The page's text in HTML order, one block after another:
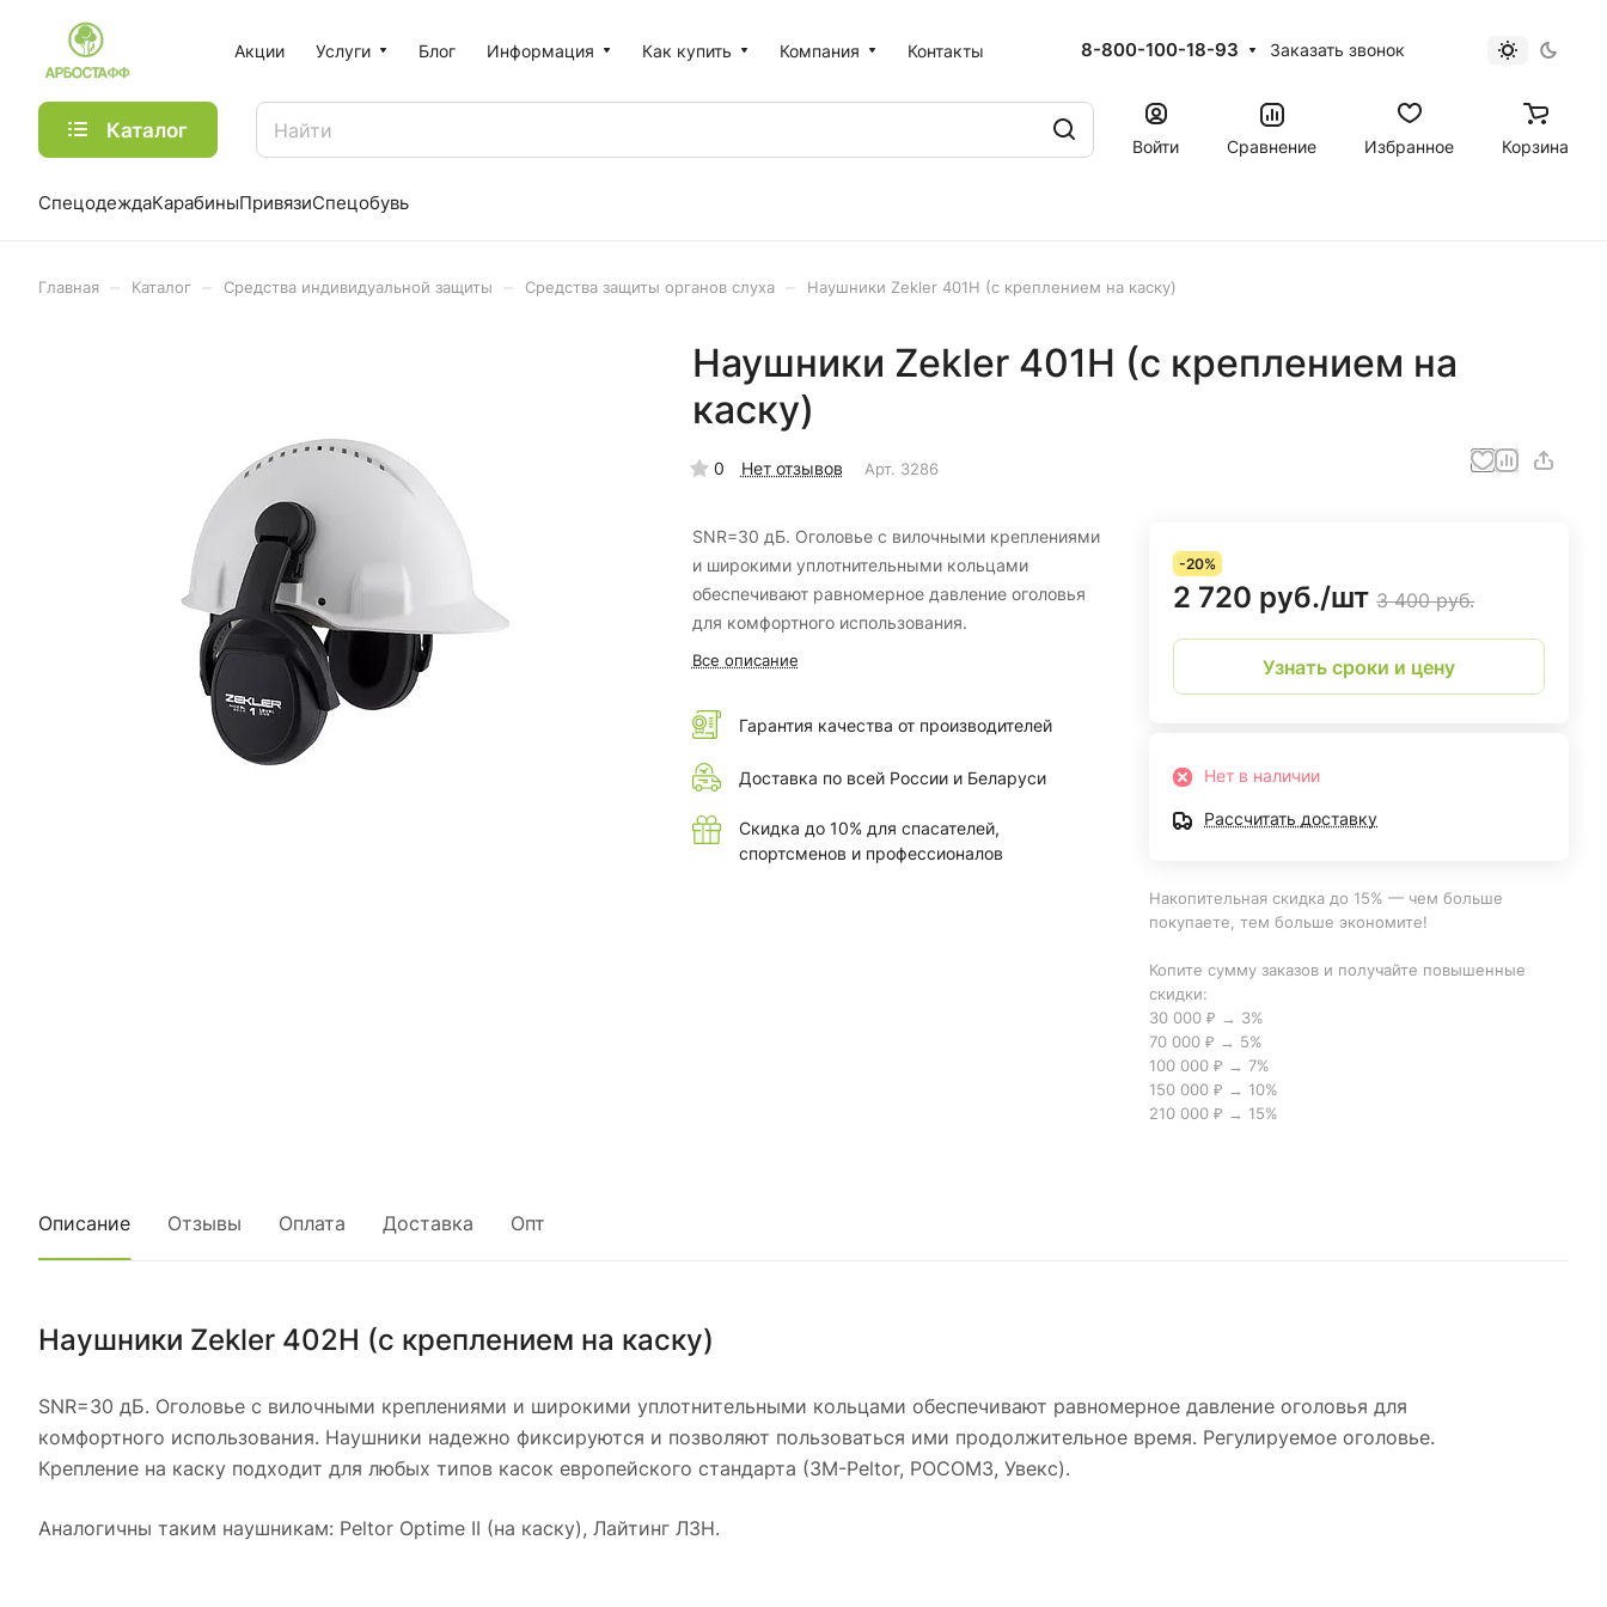
Акции Услуги Блог Информация Как купить Компания Контакты 8-800-100-18-93 Заказать звонок
Каталог
Войти Сравнение Избранное Корзина
СпецодеждаКарабиныПривязиСпецобувь
Главная Каталог Средства индивидуальной защиты Средства защиты органов слуха Наушники Zekler 401H (с креплением на каску)
Наушники Zekler 401H (с креплением на
каску)
0 Нет отзывов Арт. 3286
SNR=30 дБ. Оголовье с вилочными креплениями
и широкими уплотнительными кольцами
обеспечивают равномерное давление оголовья
для комфортного использования.
Все описание
Гарантия качества от производителей
Доставка по всей России и Беларуси
Скидка до 10% для спасателей,
спортсменов и профессионалов
-20%
2 720 руб./шт 3 400 руб.
Узнать сроки и цену
Нет в наличии
Рассчитать доставку
Накопительная скидка до 15% — чем больше
покупаете, тем больше экономите!
Копите сумму заказов и получайте повышенные
скидки:
30 000 ₽ → 3%
70 000 ₽ → 5%
100 000 ₽ → 7%
150 000 ₽ → 10%
210 000 ₽ → 15%
Описание Отзывы Оплата Доставка Опт
Наушники Zekler 402H (с креплением на каску)
SNR=30 дБ. Оголовье с вилочными креплениями и широкими уплотнительными кольцами обеспечивают равномерное давление оголовья для
комфортного использования. Наушники надежно фиксируются и позволяют пользоваться ими продолжительное время. Регулируемое оголовье.
Крепление на каску подходит для любых типов касок европейского стандарта (3М-Peltor, РОСОМЗ, Увекс).
Аналогичны таким наушникам: Peltor Optime II (на каску), Лайтинг Л3Н.